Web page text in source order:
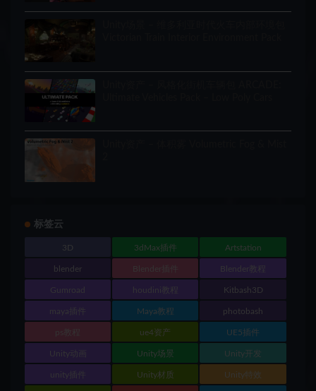
标签云
3D 3dMax插件 Artstation
blender Blender插件 Blender教程
Gumroad houdini教程 Kitbash3D
maya插件 Maya教程 photobash
ps教程 ue4资产 UE5插件
Unity动画 Unity场景 Unity开发
unity插件 Unity材质 Unity特效